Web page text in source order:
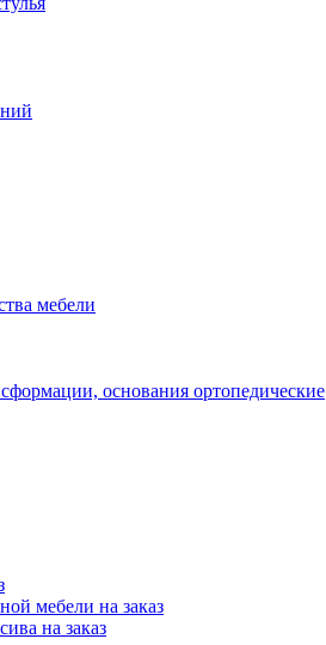
мебели
основания ортопедические
мебели на заказ
на заказ